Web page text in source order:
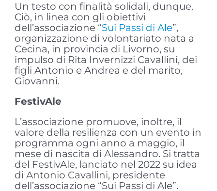
Un testo con finalità solidali, dunque.
Ciò, in linea con gli obiettivi
dell’associazione “Sui Passi di Ale”,
organizzazione di volontariato nata a
Cecina, in provincia di Livorno, su
impulso di Rita Invernizzi Cavallini, dei
figli Antonio e Andrea e del marito,
Giovanni.
FestivAle
L’associazione promuove, inoltre, il
valore della resilienza con un evento in
programma ogni anno a maggio, il
mese di nascita di Alessandro. Si tratta
del FestivAle, lanciato nel 2022 su idea
di Antonio Cavallini, presidente
dell’associazione “Sui Passi di Ale”.